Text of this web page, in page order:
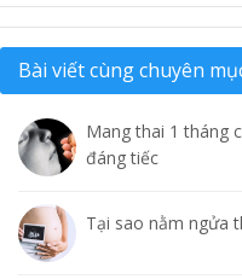
Bài viết cùng chuyên
Mang thai 1 tháng
đáng tiếc
Tại sao nằm ngửa